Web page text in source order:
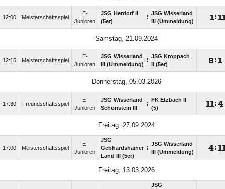
12:00 Meisterschaftsspiel
E-
Junioren
JSG Herdorf II
(5er)
: JSG Wisserland
III (Ummeldung)
:
Samstag, 21.09.2024
12:15 Meisterschaftsspiel
E-
Junioren
JSG Wisserland
III (Ummeldung) : JSG Kroppach
II (5er)
:
Donnerstag, 05.03.2026
17:30 Freundschaftsspiel
E-
Junioren
JSG Wisserland
Schönstein III
:
FK Etzbach II
(5)
:
Freitag, 27.09.2024
17:00 Meisterschaftsspiel
E-
Junioren
JSG
Gebhardshainer
Land III (5er)
: JSG Wisserland
III (Ummeldung)
:
Freitag, 13.03.2026
JSG